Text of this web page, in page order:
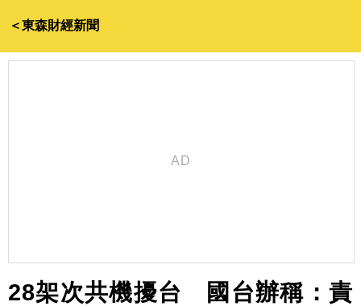
＜東森財經新聞
28架次共機擾台 國台辦稱：責